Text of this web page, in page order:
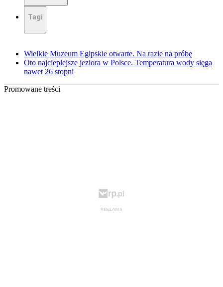
Tagi
Wielkie Muzeum Egipskie otwarte. Na razie na próbę
Oto najcieplejsze jeziora w Polsce. Temperatura wody sięga
nawet 26 stopni
Promowane treści